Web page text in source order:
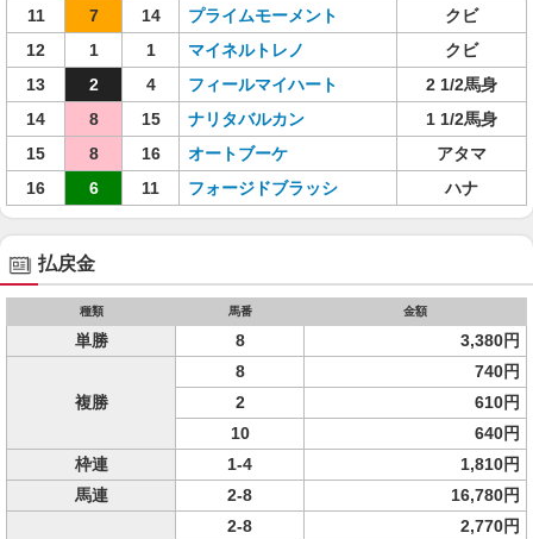
11
7 14 プライムモーメント
クビ
12
1 1 マイネルトレノ
クビ
13
2 4 フィールマイハート
2 1/2馬身
14
8 15 ナリタバルカン
1 1/2馬身
15
8 16 オートブーケ
アタマ
16
6 11 フォージドブラッシ ハナ
払戻金
種類 馬番 金額
単勝 8 3,380円
複勝
8
740円
2
610円
10
640円
枠連
1-4
1,810円
馬連
2-8 16,780円
2-8
2,770円